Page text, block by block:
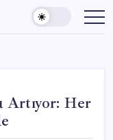
Artıyor: Her